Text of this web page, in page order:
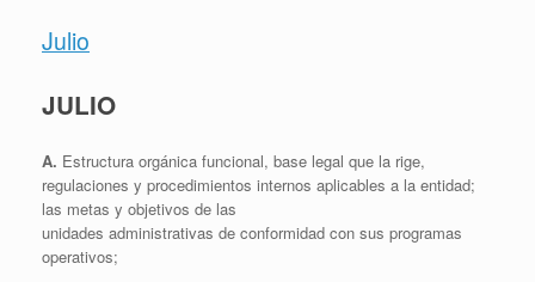
Julio
JULIO
A. Estructura orgánica funcional, base legal que la rige,
regulaciones y procedimientos internos aplicables a la entidad;
las metas y objetivos de las
unidades administrativas de conformidad con sus programas
operativos;